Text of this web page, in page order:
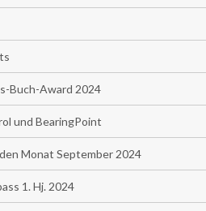
Buch-Award 2024
und BearingPoint
Monat September 2024
1. Hj. 2024